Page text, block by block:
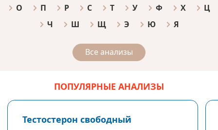
О
П Р С Т У Ф Х
Ц
Ч
Ш Щ Э Ю Я
Все анализы
ПОПУЛЯРНЫЕ АНАЛИЗЫ
Тестостерон свободный